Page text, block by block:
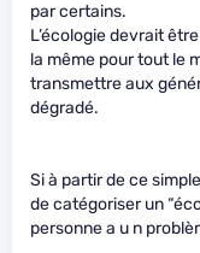
par certains.
L’écologie devrait
la même pour tout le
transmettre aux
dégradé.
Si à partir de ce
de catégoriser un
personne a u n